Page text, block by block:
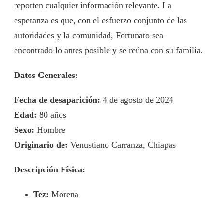
reporten cualquier información relevante. La
esperanza es que, con el esfuerzo conjunto de las
autoridades y la comunidad, Fortunato sea
encontrado lo antes posible y se reúna con su familia.
Datos Generales:
Fecha de desaparición: 4 de agosto de 2024
Edad: 80 años
Sexo: Hombre
Originario de: Venustiano Carranza, Chiapas
Descripción Física:
Tez: Morena